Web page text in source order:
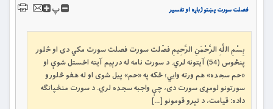
پ فصلت سورت پښتو ژباړه او تفسیر
بِسْمِ اللَّهِ الرَّحْمَنِ الرَّحِيمِ فصّلت سورت فصلت سورت مکي دی او څلور
پنځوس (54) آیتونه لري. د سورت نامه له درېیم آیته اخستل شوې او
«حم سجده» هم ورته وايي؛ ځکه په «حم» پيل شوی او له هغو څلورو
سورتونو لومړی سورت دی، چې واجبه سجده لري. د سورت منځپانګه
داده: قیامت، د تېرو قومونو […]